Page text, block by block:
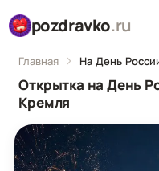
pozdravko.ru
Главная На День
Открытка на День
Кремля